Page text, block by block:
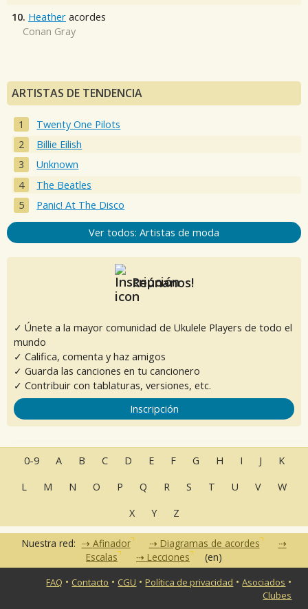
10. Heather acordes
Conan Gray
ARTISTAS DE TENDENCIA
Twenty One Pilots
Billie Eilish
Unknown
The Beatles
Panic! At The Disco
Ver todos: Artistas de moda
Reúnanos!
✓ Únete a la mayor comunidad de Ukulele Players de todo el
mundo
✓ Califica, comenta y haz amigos
✓ Guarda las canciones en tu cancionero
✓ Contribuir con tablaturas, versiones, etc.
Inscripción
0-9 A B C D E F G H I J
K
L
M N O P Q R S T U V
W
X
Y Z
Nuestra red: Afinador
Diagramas de acordes
Escalas
Lecciones (en)
FAQ • Contacto • CGU •Política de privacidad •Asociados •
Clubes